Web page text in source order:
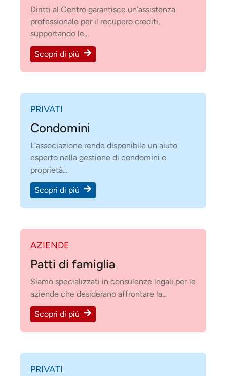
Diritti al Centro garantisce un’assistenza
professionale per il recupero crediti,
supportando le...
Scopri di più
PRIVATI
Condomini
L’associazione rende disponibile un aiuto
esperto nella gestione di condomini e
proprietà...
Scopri di più
AZIENDE
Patti di famiglia
Siamo specializzati in consulenze legali per le
aziende che desiderano affrontare la...
Scopri di più
PRIVATI